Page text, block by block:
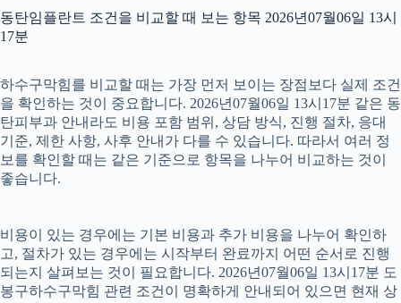
동탄임플란트 조건을 비교할 때 보는 항목 2026년07월06일 13시
17분
하수구막힘를 비교할 때는 가장 먼저 보이는 장점보다 실제 조건
을 확인하는 것이 중요합니다. 2026년07월06일 13시17분 같은 동
탄피부과 안내라도 비용 포함 범위, 상담 방식, 진행 절차, 응대
기준, 제한 사항, 사후 안내가 다를 수 있습니다. 따라서 여러 정
보를 확인할 때는 같은 기준으로 항목을 나누어 비교하는 것이
좋습니다.
비용이 있는 경우에는 기본 비용과 추가 비용을 나누어 확인하
고, 절차가 있는 경우에는 시작부터 완료까지 어떤 순서로 진행
되는지 살펴보는 것이 필요합니다. 2026년07월06일 13시17분 도
봉구하수구막힘 관련 조건이 명확하게 안내되어 있으면 현재 상